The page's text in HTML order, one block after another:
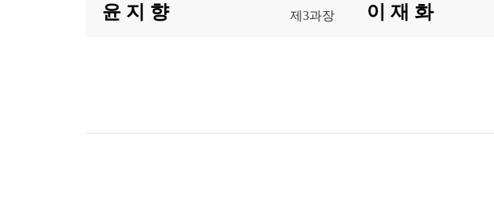
윤 지 향 제3과장 이 재 화